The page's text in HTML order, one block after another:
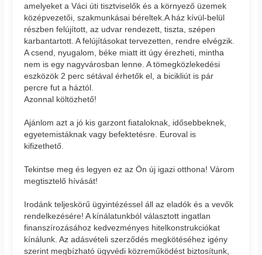
amelyeket a Váci úti tisztviselők és a környező üzemek
középvezetői, szakmunkásai béreltek.A ház kívül-belül
részben felújított, az udvar rendezett, tiszta, szépen
karbantartott. A felújításokat tervezetten, rendre elvégzik.
A csend, nyugalom, béke miatt itt úgy érezheti, mintha
nem is egy nagyvárosban lenne. A tömegközlekedési
eszközök 2 perc sétával érhetők el, a bicikliút is pár
percre fut a háztól.
Azonnal költözhető!
Ajánlom azt a jó kis garzont fiataloknak, idősebbeknek,
egyetemistáknak vagy befektetésre. Euroval is
kifizethető.
Tekintse meg és legyen ez az Ön új igazi otthona! Várom
megtisztelő hívását!
Irodánk teljeskörű ügyintézéssel áll az eladók és a vevők
rendelkezésére! A kínálatunkból választott ingatlan
finanszírozásához kedvezményes hitelkonstrukciókat
kínálunk. Az adásvételi szerződés megkötéséhez igény
szerint megbízható ügyvédi közreműködést biztosítunk,